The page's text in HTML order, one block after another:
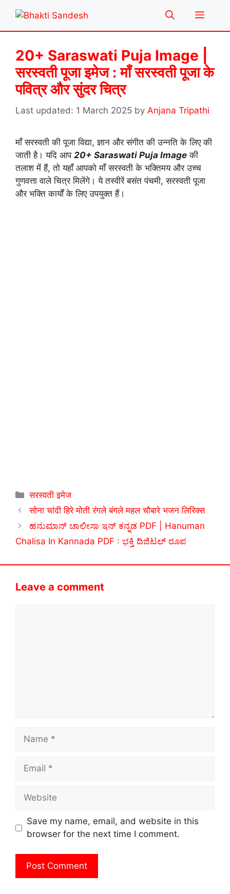
content
Menu
20+ Saraswati Puja Image |
सरस्वती पूजा इमेज : माँ सरस्वती पूजा के
पवित्र और सुंदर चित्र
1 March 2025 by Anjana Tripathi
माँ सरस्वती की पूजा विद्या, ज्ञान और संगीत की उन्नति के लिए की
जाती है। यदि आप 20+ Saraswati Puja Image की
तलाश में हैं, तो यहाँ आपको माँ सरस्वती के भक्तिमय और उच्च
गुणवत्ता वाले चित्र मिलेंगे। ये तस्वीरें बसंत पंचमी, सरस्वती पूजा
और भक्ति कार्यों के लिए उपयुक्त हैं।
Categories
सरस्वती इमेज
सोना चांदी हिरे मोती रंगले बंगले महल चौबारे भजन लिरिक्स
ಹನುಮಾನ್ ಚಾಲೀಸಾ ಇನ್ ಕನ್ನಡ PDF | Hanuman
Chalisa In Kannada PDF : ಭಕ್ತಿ ದಿಜಿಟಲ್ ರೂಪ
Leave a comment
Name
Email
Website
Save my name, email, and website in this
browser for the next time I comment.